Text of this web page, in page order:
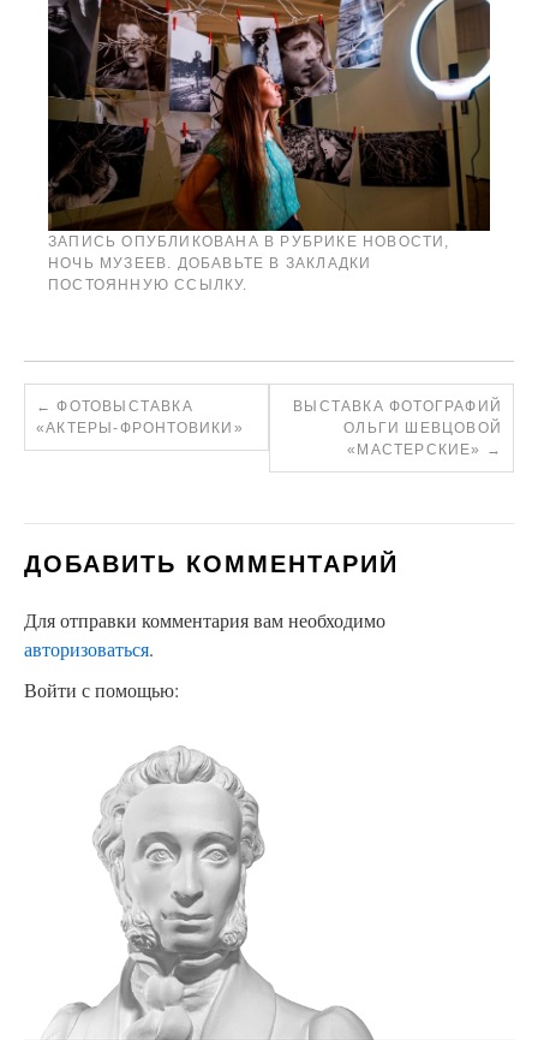
ЗАПИСЬ ОПУБЛИКОВАНА В РУБРИКЕ НОВОСТИ
НОЧЬ МУЗЕЕВ . ДОБАВЬТЕ В ЗАКЛАДКИ
ПОСТОЯННУЮ ССЫЛКУ.
← ФОТОВЫСТАВКА
«АКТЕРЫ-ФРОНТОВИКИ»
ВЫСТАВКА ФОТОГРАФИЙ
ОЛЬГИ ШЕВЦОВОЙ
«МАСТЕРСКИЕ»
→
ДОБАВИТЬ КОММЕНТАРИЙ
Для отправки комментария вам необходимо
авторизоваться.
Войти с помощью: